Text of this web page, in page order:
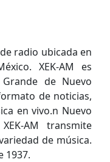
radio ubicada en
XEK-AM es
de Nuevo
de noticias,
en vivo.n Nuevo
AM transmite
de música.
1937.